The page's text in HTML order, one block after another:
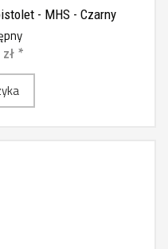
- MHS - Czarny
*